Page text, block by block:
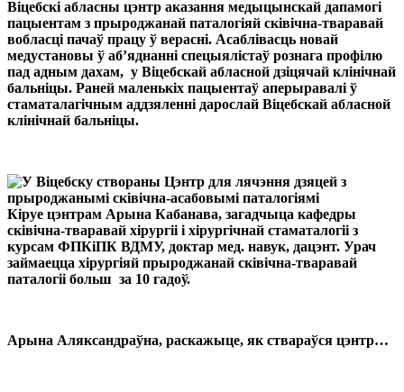
Віцебскі абласны цэнтр аказання медыцынскай дапамогі
пацыентам з прыроджанай паталогіяй сківічна-тваравай
вобласці пачаў працу ў верасні. Асаблівасць новай
медустановы ў аб’яднанні спецыялістаў рознага профілю
пад адным дахам, у Віцебскай абласной дзіцячай клінічнай
бальніцы. Раней маленькіх пацыентаў аперыравалі ў
стаматалагічным аддзяленні дарослай Віцебскай абласной
клінічнай бальніцы.
Кіруе цэнтрам Арына Кабанава, загадчыца кафедры
сківічна-тваравай хірургіі і хірургічнай стаматалогіі з
курсам ФПКіПК ВДМУ, доктар мед. навук, дацэнт. Урач
займаецца хірургіяй прыроджанай сківічна-тваравай
паталогіі больш за 10 гадоў.
Арына Аляксандраўна, раскажыце, як ствараўся цэнтр…